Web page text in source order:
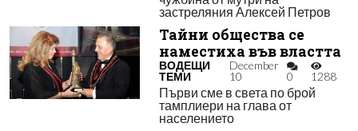
застреляния Алексей Петров
Тайни общества се
наместиха във властта
ВОДЕЩИ
ТЕМИ
December
10
0 1288
Първи сме в света по брой
тамплиери на глава от
населението